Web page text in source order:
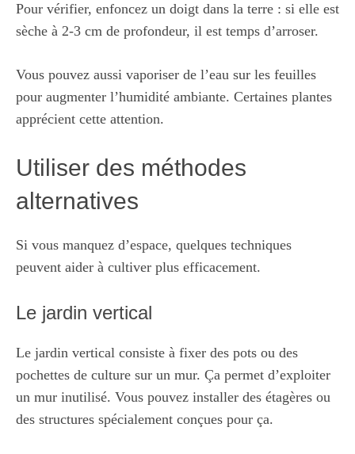
Pour vérifier, enfoncez un doigt dans la terre : si elle est
sèche à 2-3 cm de profondeur, il est temps d’arroser.
Vous pouvez aussi vaporiser de l’eau sur les feuilles
pour augmenter l’humidité ambiante. Certaines plantes
apprécient cette attention.
Utiliser des méthodes
alternatives
Si vous manquez d’espace, quelques techniques
peuvent aider à cultiver plus efficacement.
Le jardin vertical
Le jardin vertical consiste à fixer des pots ou des
pochettes de culture sur un mur. Ça permet d’exploiter
un mur inutilisé. Vous pouvez installer des étagères ou
des structures spécialement conçues pour ça.